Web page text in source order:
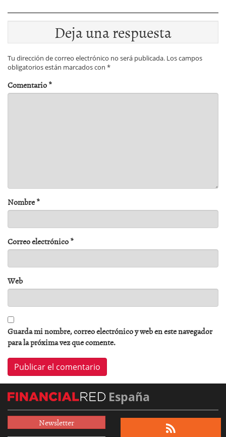
Deja una respuesta
Tu dirección de correo electrónico no será publicada. Los campos
obligatorios están marcados con *
Comentario*
Nombre*
Correo electrónico*
Web
Guarda mi nombre, correo electrónico y web en este navegador
para la próxima vez que comente.
España
Newsletter